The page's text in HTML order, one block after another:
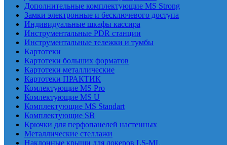
Дополнительные комплектующие MS Strong
Замки электронные и бесключевого доступа
Индивидуальные шкафы кассира
Инструментальные PDR станции
Инструментальные тележки и тумбы
Картотеки
Картотеки больших форматов
Картотеки металлические
Картотеки ПРАКТИК
Комлектующие MS Pro
Комлектующие MS U
Комплектующие MS Standart
Комплектующие SB
Крючки для перфопанелей настенных
Металлические стеллажи
Наклонные крыши для локеров LS-ML